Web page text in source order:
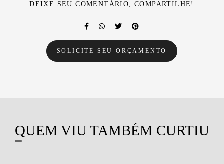
DEIXE SEU COMENTÁRIO, COMPARTILHE!
SOLICITE SEU ORÇAMENTO
QUEM VIU TAMBÉM CURTIU